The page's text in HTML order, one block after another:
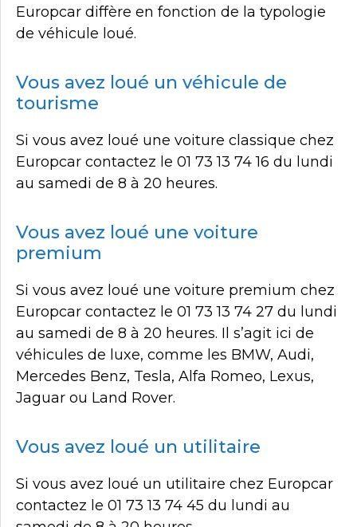
Europcar diffère en fonction de la typologie
de véhicule loué.
Vous avez loué un véhicule de
tourisme
Si vous avez loué une voiture classique chez
Europcar contactez le 01 73 13 74 16 du lundi
au samedi de 8 à 20 heures.
Vous avez loué une voiture
premium
Si vous avez loué une voiture premium chez
Europcar contactez le 01 73 13 74 27 du lundi
au samedi de 8 à 20 heures. Il s’agit ici de
véhicules de luxe, comme les BMW, Audi,
Mercedes Benz, Tesla, Alfa Romeo, Lexus,
Jaguar ou Land Rover.
Vous avez loué un utilitaire
Si vous avez loué un utilitaire chez Europcar
contactez le 01 73 13 74 45 du lundi au